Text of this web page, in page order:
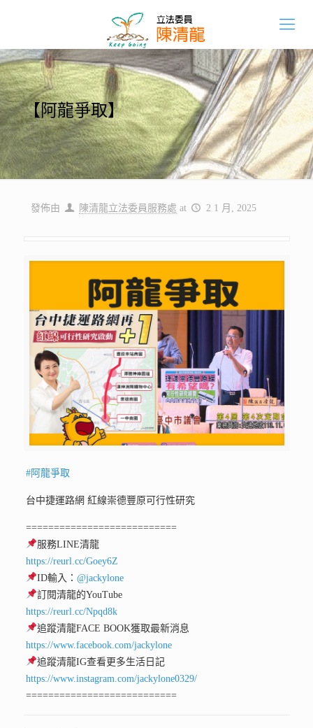
【阿龍爭取】
發佈由 陳清龍立法委員服務處 at 2 1 月, 2025
#阿龍爭取
台中捷運路網 紅線崇德豐原可行性研究
===========================
服務LINE清龍
https://reurl.cc/Goey6Z
ID輸入：@jackylone
訂閱清龍的YouTube
https://reurl.cc/Npqd8k
追蹤清龍FACE BOOK獲取最新消息
https://www.facebook.com/jackylone
追蹤清龍IG查看更多生活日記
https://www.instagram.com/jackylone0329/
===========================